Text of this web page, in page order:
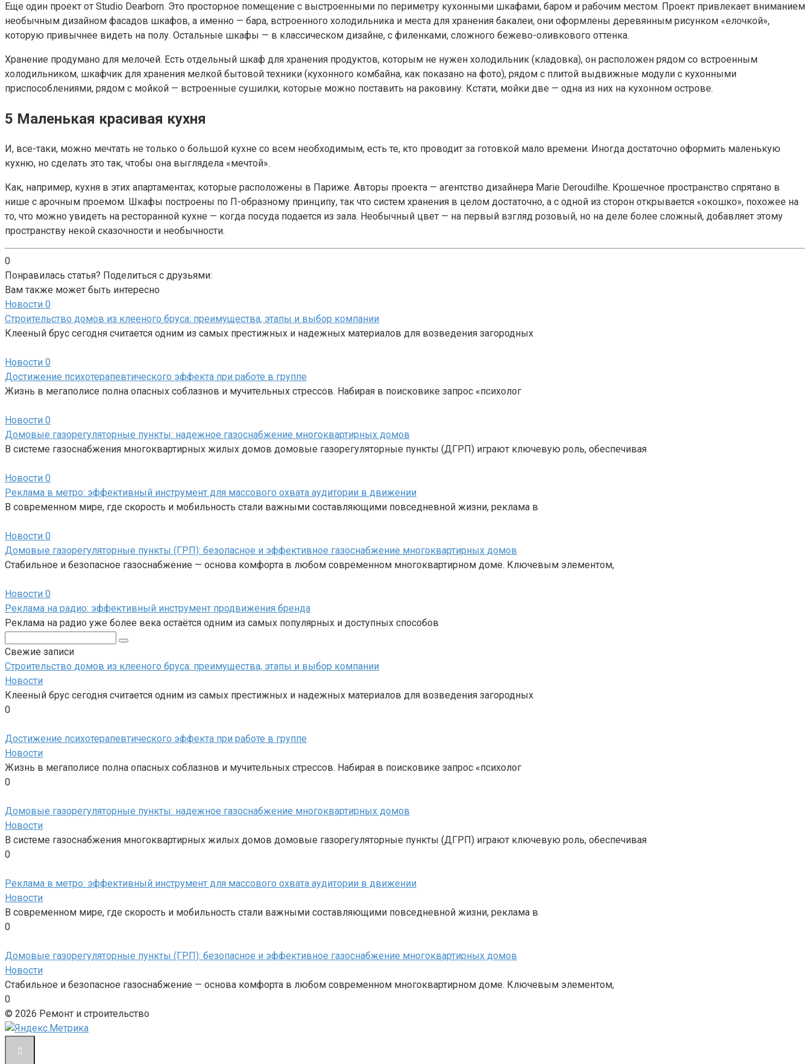
Еще один проект от Studio Dearborn. Это просторное помещение с выстроенными по периметру кухонными шкафами, баром и рабочим местом. Проект привлекает вниманием
необычным дизайном фасадов шкафов, а именно — бара, встроенного холодильника и места для хранения бакалеи, они оформлены деревянным рисунком «елочкой»,
которую привычнее видеть на полу. Остальные шкафы — в классическом дизайне, с филенками, сложного бежево-оливкового оттенка.
Хранение продумано для мелочей. Есть отдельный шкаф для хранения продуктов, которым не нужен холодильник (кладовка), он расположен рядом со встроенным
холодильником, шкафчик для хранения мелкой бытовой техники (кухонного комбайна, как показано на фото), рядом с плитой выдвижные модули с кухонными
приспособлениями, рядом с мойкой — встроенные сушилки, которые можно поставить на раковину. Кстати, мойки две — одна из них на кухонном острове.
5 Маленькая красивая кухня
И, все-таки, можно мечтать не только о большой кухне со всем необходимым, есть те, кто проводит за готовкой мало времени. Иногда достаточно оформить маленькую
кухню, но сделать это так, чтобы она выглядела «мечтой».
Как, например, кухня в этих апартаментах, которые расположены в Париже. Авторы проекта — агентство дизайнера Marie Deroudilhe. Крошечное пространство спрятано в
нише с арочным проемом. Шкафы построены по П-образному принципу, так что систем хранения в целом достаточно, а с одной из сторон открывается «окошко», похожее на
то, что можно увидеть на ресторанной кухне — когда посуда подается из зала. Необычный цвет — на первый взгляд розовый, но на деле более сложный, добавляет этому
пространству некой сказочности и необычности.
0
Понравилась статья? Поделиться с друзьями:
Вам также может быть интересно
Новости 0
Строительство домов из клееного бруса: преимущества, этапы и выбор компании
Клееный брус сегодня считается одним из самых престижных и надежных материалов для возведения загородных
Новости 0
Достижение психотерапевтического эффекта при работе в группе
Жизнь в мегаполисе полна опасных соблазнов и мучительных стрессов. Набирая в поисковике запрос «психолог
Новости 0
Домовые газорегуляторные пункты: надежное газоснабжение многоквартирных домов
В системе газоснабжения многоквартирных жилых домов домовые газорегуляторные пункты (ДГРП) играют ключевую роль, обеспечивая
Новости 0
Реклама в метро: эффективный инструмент для массового охвата аудитории в движении
В современном мире, где скорость и мобильность стали важными составляющими повседневной жизни, реклама в
Новости 0
Домовые газорегуляторные пункты (ГРП): безопасное и эффективное газоснабжение многоквартирных домов
Стабильное и безопасное газоснабжение — основа комфорта в любом современном многоквартирном доме. Ключевым элементом,
Новости 0
Реклама на радио: эффективный инструмент продвижения бренда
Реклама на радио уже более века остаётся одним из самых популярных и доступных способов
Свежие записи
Строительство домов из клееного бруса: преимущества, этапы и выбор компании
Новости
Клееный брус сегодня считается одним из самых престижных и надежных материалов для возведения загородных
0
Достижение психотерапевтического эффекта при работе в группе
Новости
Жизнь в мегаполисе полна опасных соблазнов и мучительных стрессов. Набирая в поисковике запрос «психолог
0
Домовые газорегуляторные пункты: надежное газоснабжение многоквартирных домов
Новости
В системе газоснабжения многоквартирных жилых домов домовые газорегуляторные пункты (ДГРП) играют ключевую роль, обеспечивая
0
Реклама в метро: эффективный инструмент для массового охвата аудитории в движении
Новости
В современном мире, где скорость и мобильность стали важными составляющими повседневной жизни, реклама в
0
Домовые газорегуляторные пункты (ГРП): безопасное и эффективное газоснабжение многоквартирных домов
Новости
Стабильное и безопасное газоснабжение — основа комфорта в любом современном многоквартирном доме. Ключевым элементом,
0
© 2026 Ремонт и строительство